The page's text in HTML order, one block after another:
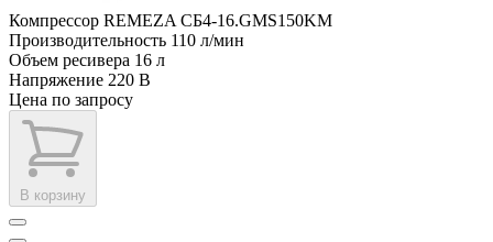
Компрессор REMEZA СБ4-16.GMS150KM
Производительность 110 л/мин
Объем ресивера 16 л
Напряжение 220 В
Цена по запросу
В корзину